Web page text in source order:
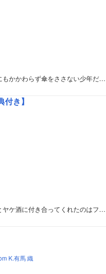
かかわらず傘をささない少年だ…
き】
ケ酒に付き合ってくれたのはフ…
K.有馬 織